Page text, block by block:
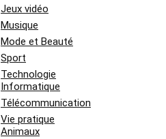
Jeux vidéo
Musique
Mode et Beauté
Sport
Technologie
Informatique
Télécommunication
Vie pratique
Animaux